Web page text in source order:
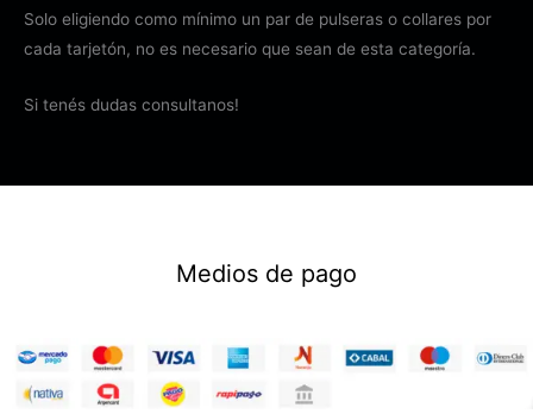
Solo eligiendo como mínimo un par de pulseras o collares por
cada tarjetón, no es necesario que sean de esta categoría.
Si tenés dudas consultanos!
Medios de pago